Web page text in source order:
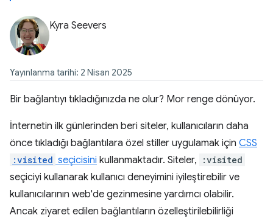
Kyra Seevers
Yayınlanma tarihi: 2 Nisan 2025
Bir bağlantıyı tıkladığınızda ne olur? Mor renge dönüyor.
İnternetin ilk günlerinden beri siteler, kullanıcıların daha
önce tıkladığı bağlantılara özel stiller uygulamak için CSS
:visited seçicisini kullanmaktadır. Siteler, :visited
seçiciyi kullanarak kullanıcı deneyimini iyileştirebilir ve
kullanıcılarının web'de gezinmesine yardımcı olabilir.
Ancak ziyaret edilen bağlantıların özelleştirilebilirliği